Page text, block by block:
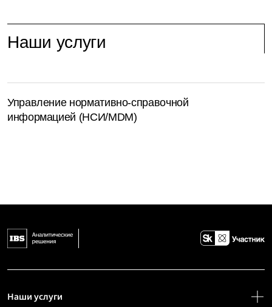
Наши услуги
Управление нормативно-справочной
информацией (НСИ/MDM)
Наши услуги